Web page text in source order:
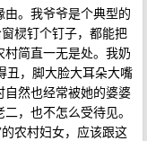
。我爷爷是个典型的
棂钉个钉子，都能把
简直一无是处。我奶
丑，脚大脸大耳朵大嘴
然也经常被她的婆婆
，也不怎么受待见。
农村妇女，应该跟这